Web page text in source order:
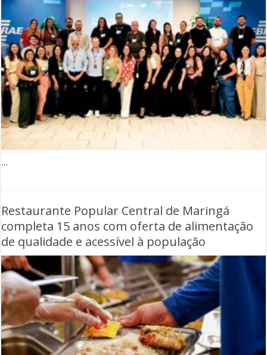
…
Restaurante Popular Central de Maringá
completa 15 anos com oferta de alimentação
de qualidade e acessível à população